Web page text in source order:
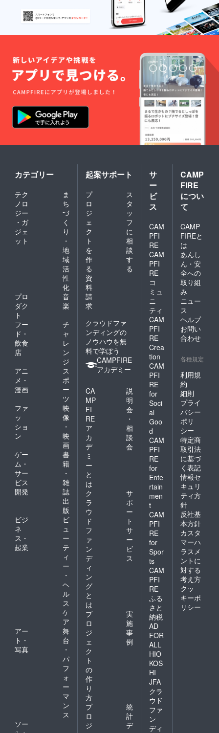
カテゴリー
テク
ノロ
ジー
・ガ
ジェ
ット
ま
ち
づ
く
り
・
地
域
活
性
化
プロ
ダク
ト
音
楽
フー
ド・
飲食
店
チ
ャ
レ
ン
ジ
アニ
メ・
漫画
ス
ポ
ー
ツ
ファ
ッ
ショ
ン
映
像
・
映
画
ゲー
ム・
サー
ビス
開発
書
籍
・
雑
誌
出
版
ビジ
ネ
ス・
起業
ビ
ュ
ー
テ
ィ
ー
・
ヘ
ル
ス
ケ
ア
アー
ト・
写真
舞
台
・
パ
フ
ォ
ー
マ
ン
ス
ソー
起案サポート
プ
ロ
ジ
ェ
ク
ト
を
作
る
ス
タ
ッ
フ
に
相
談
す
る
資
料
請
求
クラウドファ
ンディングの
ノウハウを無
料で学ぼう
CAMPFIRE
アカデミー
CA
MP
FI
RE
ア
カ
デ
ミ
ー
と
は
説
明
会
・
相
談
会
ク
ラ
ウ
ド
フ
ァ
ン
デ
ィ
ン
グ
と
は
サ
ポ
ー
ト
サ
ー
ビ
ス
プ
ロ
ジ
ェ
ク
ト
の
作
り
方
実
施
事
例
プ
ロ
ジ
統
計
デ
サ
ー
ビ
ス
CAM
PFI
RE
CAM
PFI
RE
コ
ミュ
ニ
ティ
CAM
PFI
RE
Crea
tion
CAM
PFI
RE
for
Soci
al
Goo
d
CAM
PFI
RE
for
Ente
rtain
men
t
CAM
PFI
RE
for
Spor
ts
CAM
PFI
RE
ふる
さと
納税
AD
FOR
ALL
HIO
KOS
HI
JFA
クラ
ウド
ファ
ン
ディ
CAMP
FIRE
につい
て
CAMP
FIREと
は
あんし
ん・安
全への
取り組
み
ニュー
ス
ヘルプ
お問い
合わせ
各種規定
利用規
約
細則
プライ
バシー
ポリ
シー
特定商
取引法
に基づ
く表記
情報セ
キュリ
ティ方
針
反社基
本方針
カスタ
マーハ
ラスメ
ントに
対する
考え方
クッ
キーポ
リシー